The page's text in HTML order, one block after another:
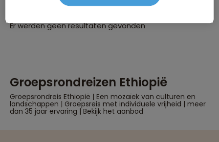
Groepsrondreizen Verwijder alle filters
Er werden geen resultaten gevonden
Groepsrondreizen Ethiopië
Groepsrondreis Ethiopië | Een mozaïek van culturen en
landschappen | Groepsreis met individuele vrijheid | meer
dan 35 jaar ervaring | Bekijk het aanbod